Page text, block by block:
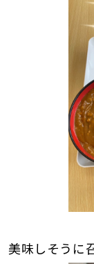
美味しそうに